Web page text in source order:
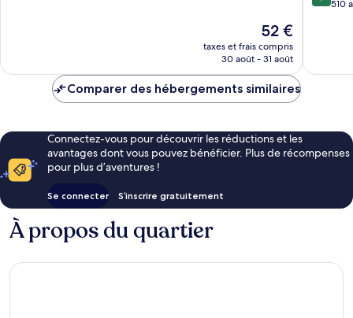
Le
nouveau
prix
de
52 €
taxes et frais compris
30 août - 31 août
sur 510
Comparer des hébergements similaires
Connectez-vous pour découvrir les réductions et les
avantages dont vous pouvez bénéficier. Plus de récompenses
pour plus d’aventures !
Se connecter S’inscrire gratuitement
À propos du quartier